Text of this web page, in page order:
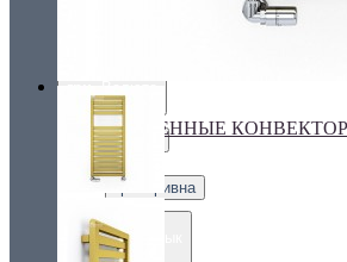
€ Euro
грн. Гривна
НАСТЕННЫЕ